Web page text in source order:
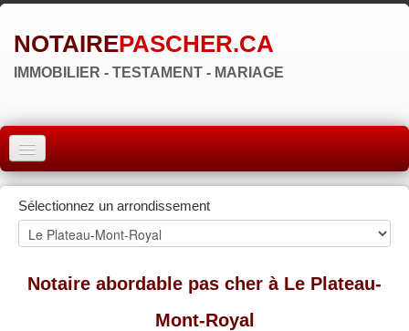
NOTAIREPASCHER.CA
IMMOBILIER - TESTAMENT - MARIAGE
ACCUEIL
MONTRÉAL
QUÉBEC
LAVAL
Sélectionnez un arrondissement
Notaire abordable pas cher à Le Plateau-
Mont-Royal